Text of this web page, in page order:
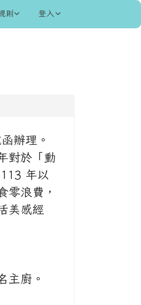
則 登入
辦理。
對於「動
年以
零浪費，
美感經
主廚。